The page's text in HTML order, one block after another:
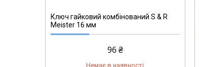
Ключ гайковий комбінований S & R
Meister 16 мм
96 ₴
Немає в наявності